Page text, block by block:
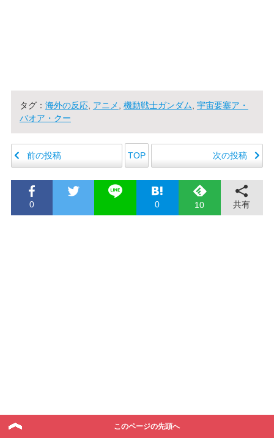
タグ： 海外の反応, アニメ 機動戦士ガンダム 宇宙要塞ア・
バオア・クー
前の投稿 TOP 次の投稿
0 0 10 共有
このページの先頭へ